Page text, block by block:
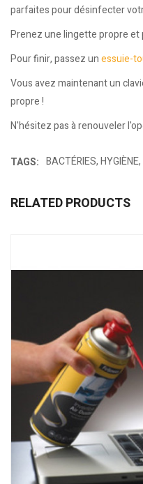
parfaites pour désinfecter
Prenez une lingette propre et
Pour finir, passez unessuie-
Vous avez maintenant un
propre !
N'hésitez pas à renouveler
TAGS: BACTÉRIES,HYGIÈNE,
RELATED PRODUCTS